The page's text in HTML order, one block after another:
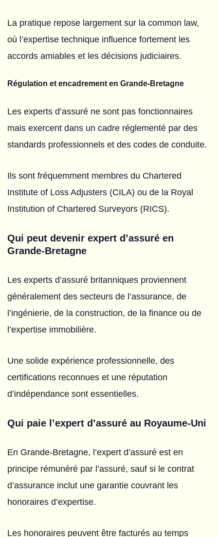
La pratique repose largement sur la common law,
où l’expertise technique influence fortement les
accords amiables et les décisions judiciaires.
Régulation et encadrement en Grande-Bretagne
Les experts d’assuré ne sont pas fonctionnaires
mais exercent dans un cadre réglementé par des
standards professionnels et des codes de conduite.
Ils sont fréquemment membres du Chartered
Institute of Loss Adjusters (CILA) ou de la Royal
Institution of Chartered Surveyors (RICS).
Qui peut devenir expert d’assuré en
Grande-Bretagne
Les experts d’assuré britanniques proviennent
généralement des secteurs de l’assurance, de
l’ingénierie, de la construction, de la finance ou de
l’expertise immobilière.
Une solide expérience professionnelle, des
certifications reconnues et une réputation
d’indépendance sont essentielles.
Qui paie l’expert d’assuré au Royaume-Uni
En Grande-Bretagne, l’expert d’assuré est en
principe rémunéré par l’assuré, sauf si le contrat
d’assurance inclut une garantie couvrant les
honoraires d’expertise.
Les honoraires peuvent être facturés au temps